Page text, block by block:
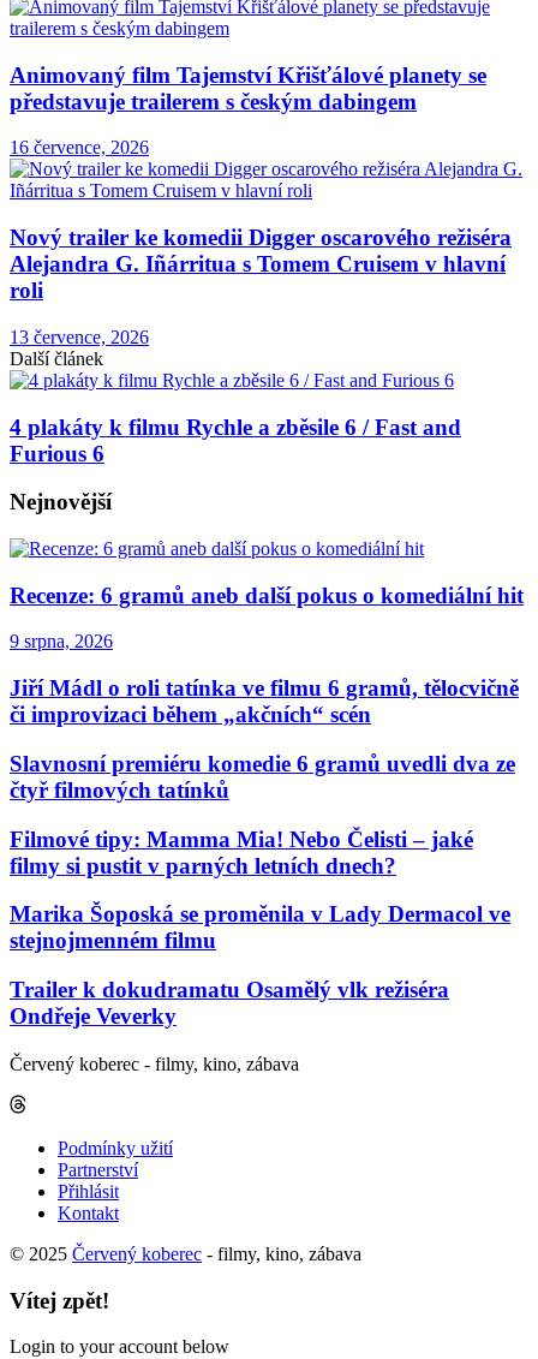
Animovaný film Tajemství Křišťálové planety se
představuje trailerem s českým dabingem
16 července, 2026
Nový trailer ke komedii Digger oscarového režiséra
Alejandra G. Iñárritua s Tomem Cruisem v hlavní
roli
13 července, 2026
Další článek
4 plakáty k filmu Rychle a zběsile 6 / Fast and
Furious 6
Nejnovější
Recenze: 6 gramů aneb další pokus o komediální hit
9 srpna, 2026
Jiří Mádl o roli tatínka ve filmu 6 gramů, tělocvičně
či improvizaci během „akčních“ scén
Slavnosní premiéru komedie 6 gramů uvedli dva ze
čtyř filmových tatínků
Filmové tipy: Mamma Mia! Nebo Čelisti – jaké
filmy si pustit v parných letních dnech?
Marika Šoposká se proměnila v Lady Dermacol ve
stejnojmenném filmu
Trailer k dokudramatu Osamělý vlk režiséra
Ondřeje Veverky
Červený koberec - filmy, kino, zábava
Podmínky užití
Partnerství
Přihlásit
Kontakt
© 2025 Červený koberec - filmy, kino, zábava
Vítej zpět!
Login to your account below